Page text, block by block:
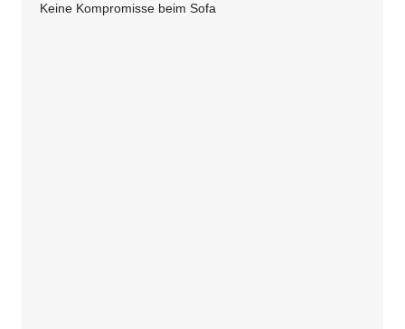
Keine Kompromisse beim Sofa